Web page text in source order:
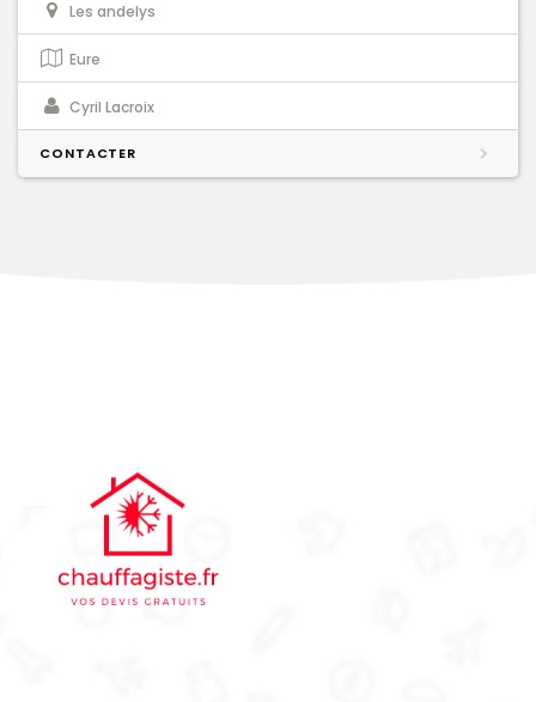
Les andelys
Eure
Cyril Lacroix
CONTACTER